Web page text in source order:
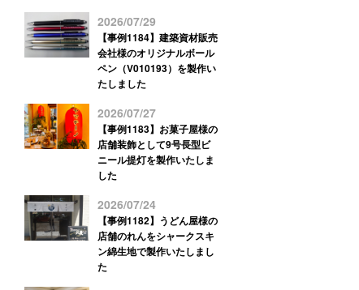
2026/07/29
【事例1184】建築資材販売
会社様のオリジナルボール
ペン（V010193）を製作い
たしました
2026/07/27
【事例1183】お菓子屋様の
店舗装飾として9号長型ビ
ニール提灯を製作いたしま
した
2026/07/24
【事例1182】うどん屋様の
店舗のれんをシャークスキ
ン綿生地で製作いたしまし
た